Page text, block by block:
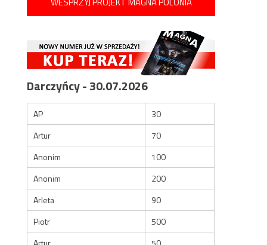
Darczyńcy - 30.07.2026
AP
30
Artur
70
Anonim
100
Anonim
200
Arleta
90
Piotr
500